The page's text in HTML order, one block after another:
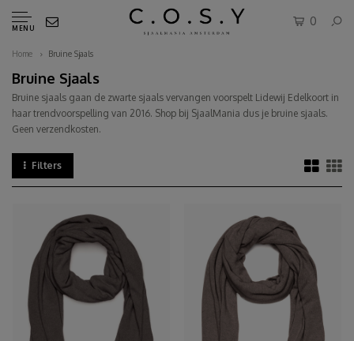
MENU
0
Home Bruine Sjaals
Bruine Sjaals
Bruine sjaals gaan de zwarte sjaals vervangen voorspelt Lidewij Edelkoort in
haar trendvoorspelling van 2016. Shop bij SjaalMania dus je bruine sjaals.
Geen verzendkosten.
Filters